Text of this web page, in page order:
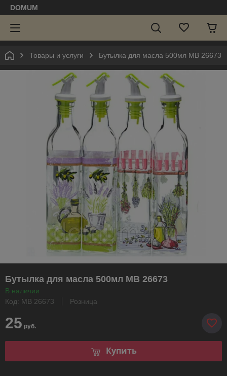
DOMUM
Товары и услуги Бутылка для масла 500мл MB 26673
Бутылка для масла 500мл MB 26673
В наличии
Код: MB 26673
Розница
25 руб.
Купить